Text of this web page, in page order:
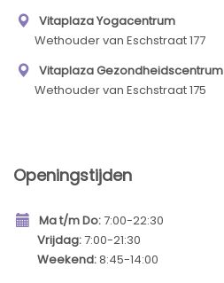
Vitaplaza Yogacentrum
Wethouder van Eschstraat 177
Vitaplaza Gezondheidscentrum
Wethouder van Eschstraat 175
Openingstijden
Ma t/m Do:7:00-22:30
Vrijdag:7:00-21:30
Weekend:8:45-14:00